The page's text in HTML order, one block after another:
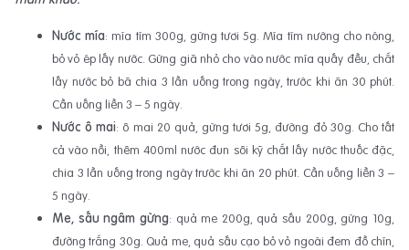
Nước mía: mía tím 300g, gừng tươi 5g. Mía tím nướng cho nóng,
bỏ vỏ ép lấy nước. Gừng giã nhỏ cho vào nước mía quấy đều, chắt
lấy nước bỏ bã chia 3 lần uống trong ngày, trước khi ăn 30 phút.
Cần uống liền 3 – 5 ngày.
Nước ô mai: ô mai 20 quả, gừng tươi 5g, đường đỏ 30g. Cho tất
cả vào nồi, thêm 400ml nước đun sôi kỹ chắt lấy nước thuốc đặc,
chia 3 lần uống trong ngày trước khi ăn 20 phút. Cần uống liền 3 –
5 ngày.
Me, sấu ngâm gừng: quả me 200g, quả sấu 200g, gừng 10g,
đường trắng 30g. Quả me, quả sấu cạo bỏ vỏ ngoài đem đồ chín,